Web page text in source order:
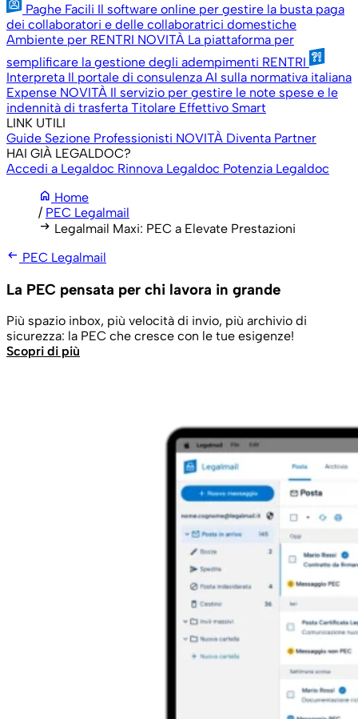
Paghe Facili Il software online per gestire la busta paga
dei collaboratori e delle collaboratrici domestiche
Ambiente per RENTRI NOVITÀ La piattaforma per
semplificare la gestione degli adempimenti RENTRI
Interpreta Il portale di consulenza AI sulla normativa italiana
Expense NOVITÀ Il servizio per gestire le note spese e le
indennità di trasferta Titolare Effettivo Smart
LINK UTILI
Guide Sezione Professionisti NOVITÀ Diventa Partner
HAI GIÀ LEGALDOC?
Accedi a Legaldoc Rinnova Legaldoc Potenzia Legaldoc
home Home
/ PEC Legalmail
arrow_right_alt Legalmail Maxi: PEC a Elevate Prestazioni
arrow_left_alt PEC Legalmail
La PEC pensata per chi lavora in grande
Più spazio inbox, più velocità di invio, più archivio di
sicurezza: la PEC che cresce con le tue esigenze!
Scopri di più